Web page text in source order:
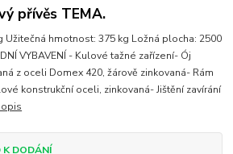
přívěs TEMA.
Užitečná hmotnost: 375 kg Ložná plocha: 2500
VYBAVENÍ - Kulové tažné zařízení- Ój
z oceli Domex 420, žárově zinkovaná- Rám
konstrukční oceli, zinkovaná- Jištění zavírání
K DODÁNÍ